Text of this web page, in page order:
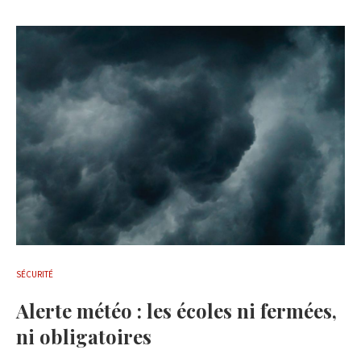
SÉCURITÉ
Alerte météo : les écoles ni fermées,
ni obligatoires